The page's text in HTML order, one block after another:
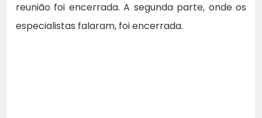
reunião foi encerrada. A segunda parte, onde os
especialistas falaram, foi encerrada.